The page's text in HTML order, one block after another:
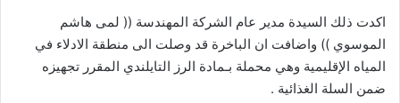
اكدت ذلك السيدة مدير عام الشركة المهندسة (( لمى هاشم
الموسوي )) واضافت ان الباخرة قد وصلت الى منطقة الادلاء في
المياه الإقليمية وهي محملة بـمادة الرز التايلندي المقرر تجهيزه
ضمن السلة الغذائية .